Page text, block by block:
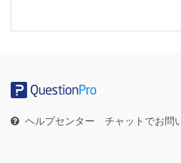
ヘルプセンター チャットでお問